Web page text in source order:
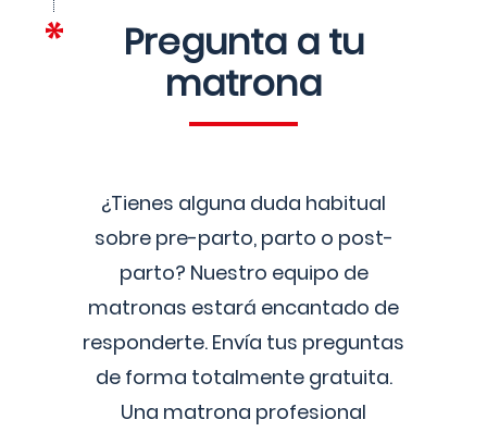
Pregunta a tu
matrona
¿Tienes alguna duda habitual
sobre pre-parto, parto o post-
parto? Nuestro equipo de
matronas estará encantado de
responderte. Envía tus preguntas
de forma totalmente gratuita.
Una matrona profesional